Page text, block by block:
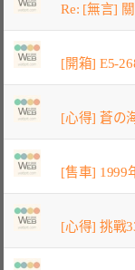
Re: [無言]
[開箱] E5-
[心得] 蒼の
[售車] 1999
[心得] 挑戰